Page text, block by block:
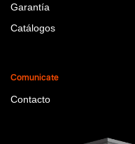
Garantía
Catálogos
Comunicate
Contacto